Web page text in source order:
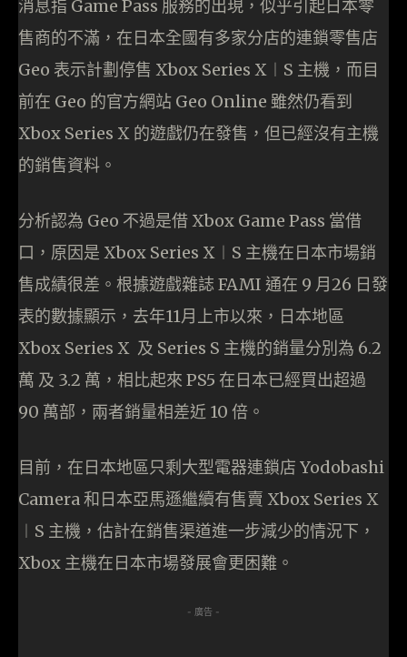
消息指 Game Pass 服務的出現，似乎引起日本零
售商的不滿，在日本全國有多家分店的連鎖零售店
Geo 表示計劃停售 Xbox Series X︱S 主機，而目
前在 Geo 的官方網站 Geo Online 雖然仍看到
Xbox Series X 的遊戲仍在發售，但已經沒有主機
的銷售資料。
分析認為 Geo 不過是借 Xbox Game Pass 當借
口，原因是 Xbox Series X︱S 主機在日本市場銷
售成績很差。根據遊戲雜誌 FAMI 通在 9 月26 日發
表的數據顯示，去年11月上市以來，日本地區
Xbox Series X 及 Series S 主機的銷量分別為 6.2
萬 及 3.2 萬，相比起來 PS5 在日本已經買出超過
90 萬部，兩者銷量相差近 10 倍。
目前，在日本地區只剩大型電器連鎖店 Yodobashi
Camera 和日本亞馬遜繼續有售賣 Xbox Series X
︱S 主機，估計在銷售渠道進一步減少的情況下，
Xbox 主機在日本市場發展會更困難。
- 廣告 -